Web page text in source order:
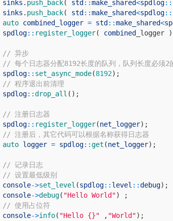
sinks . push_back( std ::make_shared<spdlog::
sinks . push_back( std ::make_shared<spdlog::
auto combined_logger = std ::make_shared<
spdlog:: register_logger( combined logger )
// 异步
// 每个日志器分配8192长度的队列，队列长度必须2
spdlog:: set_async_mode(8192) ;
// 程序退出前清理
spdlog::drop_all ( ) ;
// 注册日志器
spdlog:: register_logger(net_logger) ;
// 注册后，其它代码可以根据名称获得日志器
auto logger = spdlog::get (net_logger) ;
// 记录日志
// 设置最低级别
console->set_level (spdlog:: level ::debug) ;
console->debug( "Hello World")
;
// 使用占位符
console->info( "Hello {}" , "World") ;